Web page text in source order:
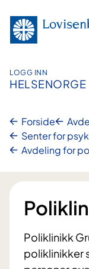
innhold
LOGG INN
HELSENORGE
Forside
Senter for
Avdeling for
Poliklinikk
poliklinikker